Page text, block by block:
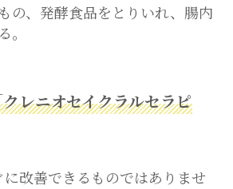
の、発酵食品をとりいれ、腸内
レニオセイクラルセラピ
改善できるものではありませ